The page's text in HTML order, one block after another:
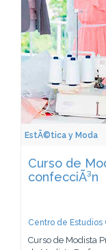
EstÃ©tica y Moda
Curso de
confecciÃ³n
Centro de Estudios
Curso de Modista